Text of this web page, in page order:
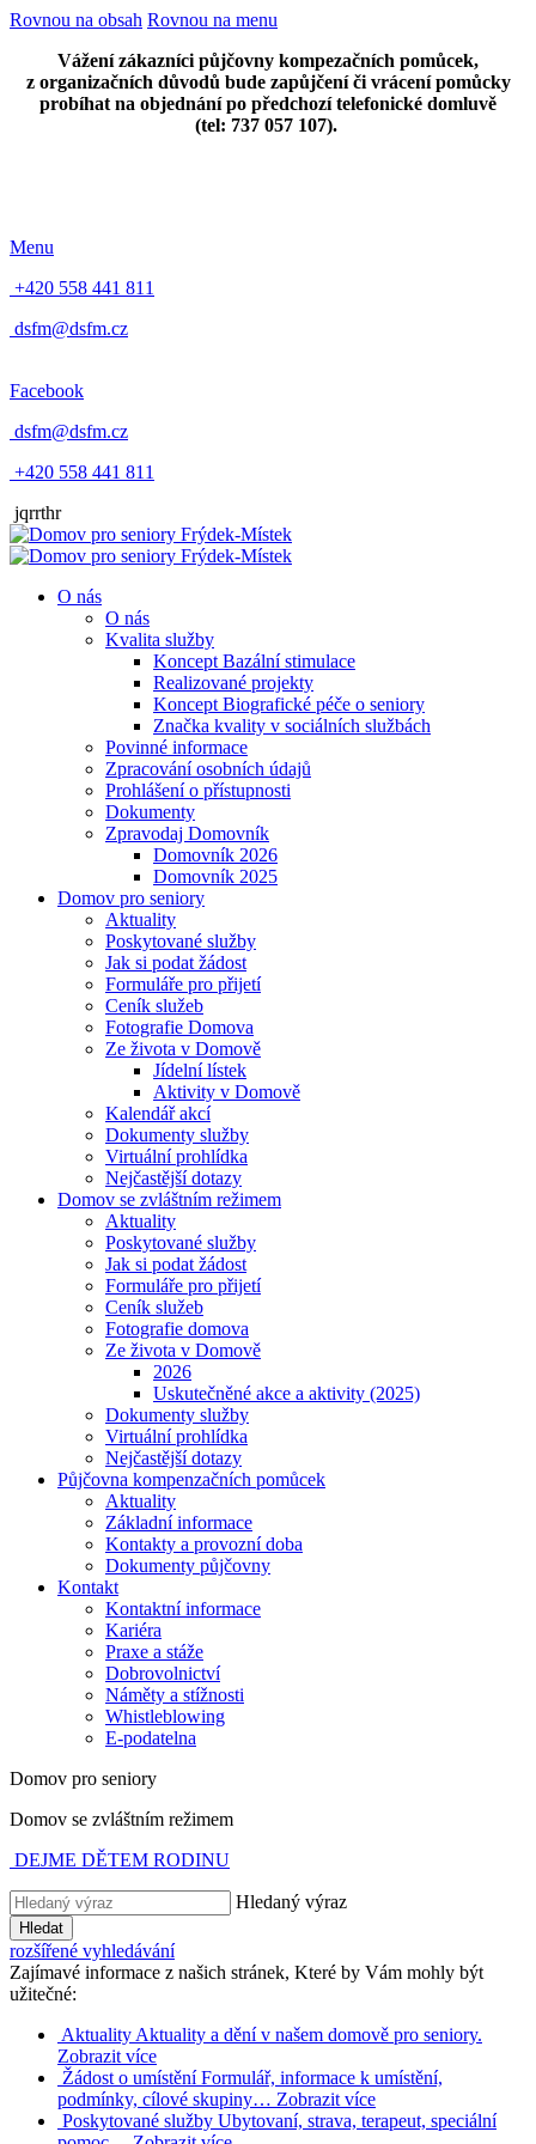
Rovnou na obsah Rovnou na menu
Vážení zákazníci půjčovny kompezačních pomůcek,
z organizačních důvodů bude zapůjčení či vrácení pomůcky
probíhat na objednání po předchozí telefonické domluvě
(tel: 737 057 107).
Menu
+420 558 441 811
dsfm@dsfm.cz
Facebook
dsfm@dsfm.cz
+420 558 441 811
jqrrthr
O nás
O nás
Kvalita služby
Koncept Bazální stimulace
Realizované projekty
Koncept Biografické péče o seniory
Značka kvality v sociálních službách
Povinné informace
Zpracování osobních údajů
Prohlášení o přístupnosti
Dokumenty
Zpravodaj Domovník
Domovník 2026
Domovník 2025
Domov pro seniory
Aktuality
Poskytované služby
Jak si podat žádost
Formuláře pro přijetí
Ceník služeb
Fotografie Domova
Ze života v Domově
Jídelní lístek
Aktivity v Domově
Kalendář akcí
Dokumenty služby
Virtuální prohlídka
Nejčastější dotazy
Domov se zvláštním režimem
Aktuality
Poskytované služby
Jak si podat žádost
Formuláře pro přijetí
Ceník služeb
Fotografie domova
Ze života v Domově
2026
Uskutečněné akce a aktivity (2025)
Dokumenty služby
Virtuální prohlídka
Nejčastější dotazy
Půjčovna kompenzačních pomůcek
Aktuality
Základní informace
Kontakty a provozní doba
Dokumenty půjčovny
Kontakt
Kontaktní informace
Kariéra
Praxe a stáže
Dobrovolnictví
Náměty a stížnosti
Whistleblowing
E-podatelna
Domov pro seniory
Domov se zvláštním režimem
DEJME DĚTEM RODINU
Hledaný výraz
Hledat
rozšířené vyhledávání
Zajímavé informace z našich stránek, Které by Vám mohly být
užitečné:
Aktuality Aktuality a dění v našem domově pro seniory.
Zobrazit více
Žádost o umístění Formulář, informace k umístění,
podmínky, cílové skupiny… Zobrazit více
Poskytované služby Ubytovaní, strava, terapeut, speciální